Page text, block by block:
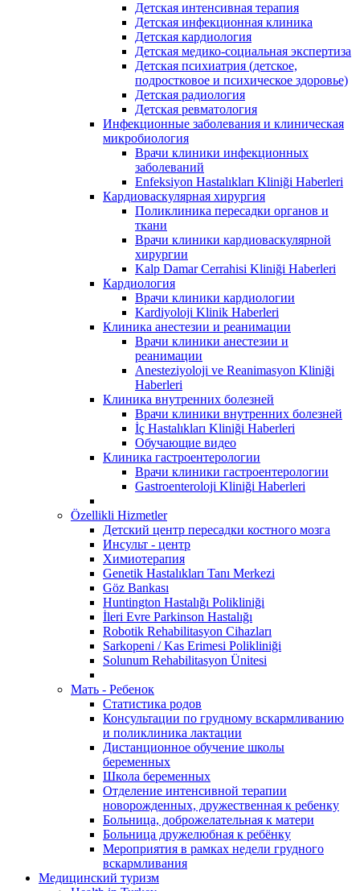
Детская интенсивная терапия
Детская инфекционная клиника
Детская кардиология
Детская медико-социальная экспертиза
Детская психиатрия (детское,
подростковое и психическое здоровье)
Детская радиология
Детская ревматология
Инфекционные заболевания и клиническая
микробиология
Врачи клиники инфекционных
заболеваний
Enfeksiyon Hastalıkları Kliniği Haberleri
Кардиоваскулярная хирургия
Поликлиника пересадки органов и
ткани
Врачи клиники кардиоваскулярной
хирургии
Kalp Damar Cerrahisi Kliniği Haberleri
Кардиология
Врачи клиники кардиологии
Kardiyoloji Klinik Haberleri
Клиника анестезии и реанимации
Врачи клиники анестезии и
реанимации
Anesteziyoloji ve Reanimasyon Kliniği
Haberleri
Клиника внутренних болезней
Врачи клиники внутренних болезней
İç Hastalıkları Kliniği Haberleri
Обучающие видео
Клиника гастроентерологии
Врачи клиники гастроентерологии
Gastroenteroloji Kliniği Haberleri
Özellikli Hizmetler
Детский центр пересадки костного мозга
Инсульт - центр
Химиотерапия
Genetik Hastalıkları Tanı Merkezi
Göz Bankası
Huntington Hastalığı Polikliniği
İleri Evre Parkinson Hastalığı
Robotik Rehabilitasyon Cihazları
Sarkopeni / Kas Erimesi Polikliniği
Solunum Rehabilitasyon Ünitesi
Мать - Ребенок
Статистика родов
Консультации по грудному вскармливанию
и поликлиника лактации
Дистанционное обучение школы
беременных
Школа беременных
Отделение интенсивной терапии
новорожденных, дружественная к ребенку
Больница, доброжелательная к матери
Больница дружелюбная к ребёнку
Мероприятия в рамках недели грудного
вскармливания
Медицинский туризм